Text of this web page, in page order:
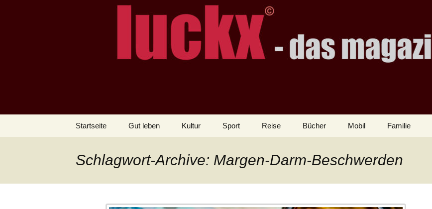
LUCKX
– das Magazin
Startseite Gut leben Kultur Sport Reise Bücher Mobil Familie
Schlagwort-Archive: Margen-Darm-Beschwerden